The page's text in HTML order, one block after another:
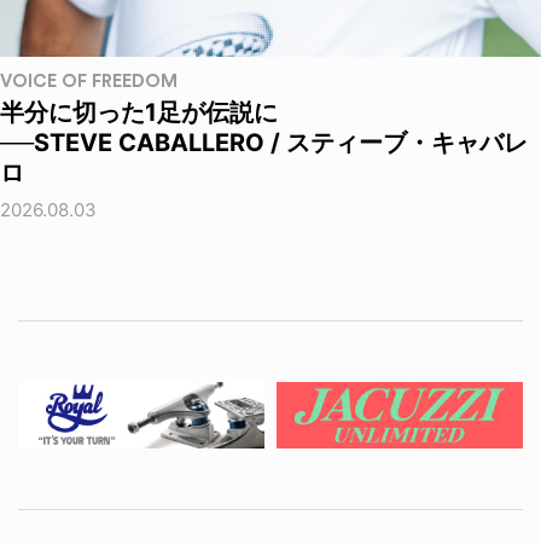
VOICE OF FREEDOM
半分に切った1足が伝説に
──STEVE CABALLERO / スティーブ・キャバレ
ロ
2026.08.03